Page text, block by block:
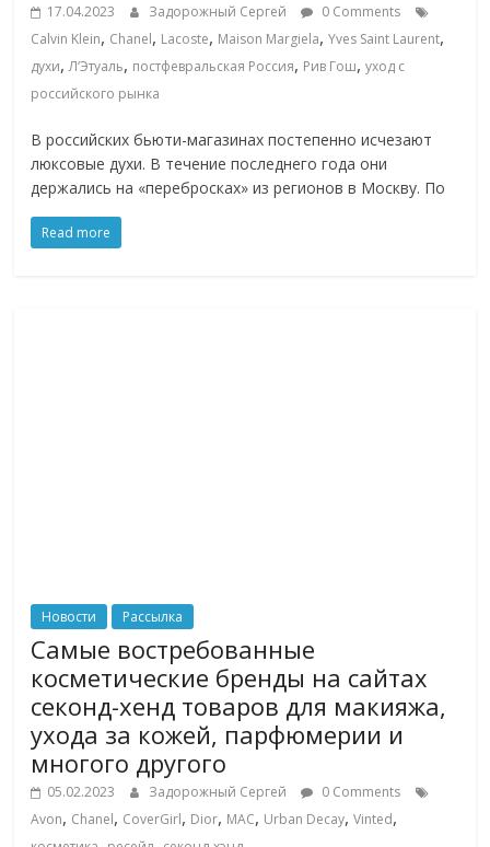
17.04.2023 Задорожный Сергей
0 Comments
Calvin Klein, Chanel, Lacoste, Maison Margiela,Yves Saint Laurent,
духи,Л‘Этуаль, постфевральская Россия, Рив Гош,уход с
российского рынка
В российских бьюти-магазинах постепенно исчезают
люксовые духи. В течение последнего года они
держались на «перебросках» из регионов в Москву. По
Read more
Новости Рассылка
Самые востребованные
косметические бренды на сайтах
секонд-хенд товаров для макияжа,
ухода за кожей, парфюмерии и
многого другого
05.02.2023 Задорожный Сергей
0 Comments
Avon, Chanel, CoverGirl, Dior, MAC, Urban Decay,Vinted,